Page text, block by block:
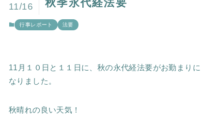
秋季永代経法要
11/16
行事レポート 法要
11月１０日と１１日に、秋の永代経法要がお勤まりに
なりました。
秋晴れの良い天気！